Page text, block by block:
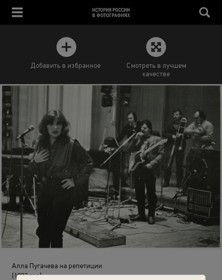
Добавить в избранное
Смотреть в лучшем
качестве
Алла Пугачева на репетиции
(1983 год)